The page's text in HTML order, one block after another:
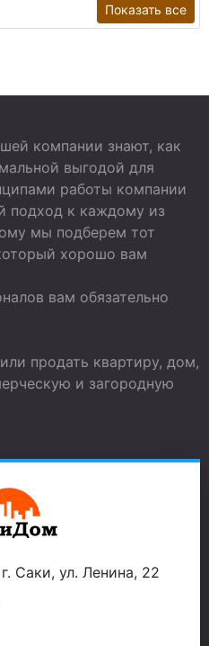
Показать все
компании знают, как
выгодой для
работы компании
подход к каждому из
мы подберем тот
хорошо вам
вам обязательно
продать квартиру, дом,
и загородную
Саки, ул. Ленина, 22